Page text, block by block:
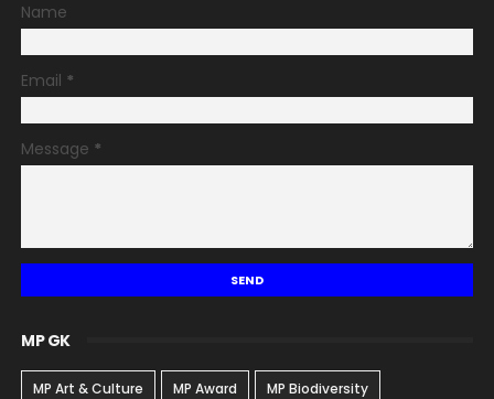
Name
Email *
Message *
MP GK
MP Art & Culture MP Award MP Biodiversity